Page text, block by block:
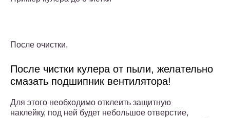
После очистки.
После чистки кулера от пыли, желательно
смазать подшипник вентилятора!
Для этого необходимо отклеить защитную
наклейку, под ней будет небольшое отверстие,